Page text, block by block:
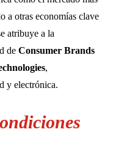
a otras economías clave
atribuye a la
de Consumer Brands
,
y electrónica.